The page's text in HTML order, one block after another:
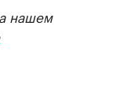
нашем